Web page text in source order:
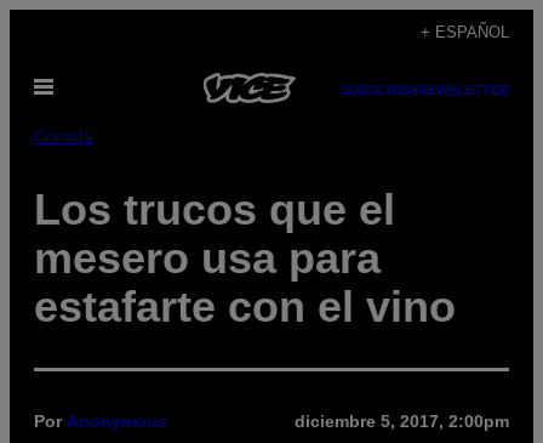
contenido
+ ESPAÑOL
Abrir
SUBSCRIBENEWSLETTER
Comida
Los trucos que el
mesero usa para
estafarte con el vino
Por Anonymous diciembre 5, 2017, 2:00pm